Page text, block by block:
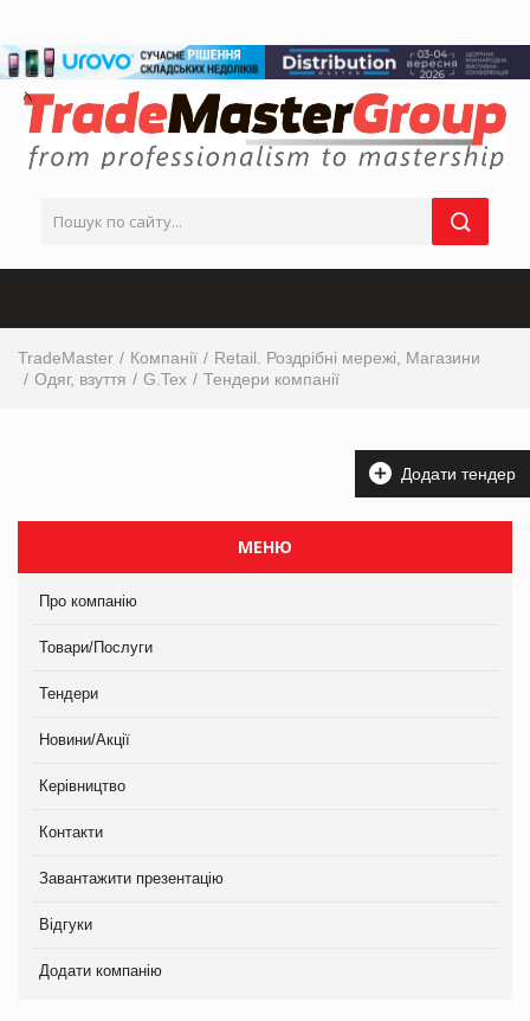
TradeMaster Компанії
Retail. Роздрібні мережі, Магазини
Одяг, взуття
G.Tex Тендери компанії
Додати тендер
МЕНЮ
Про компанію
Товари/Послуги
Тендери
Новини/Акції
Керівництво
Контакти
Завантажити презентацію
Відгуки
Додати компанію